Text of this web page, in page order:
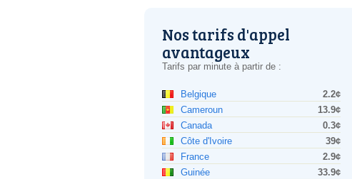
Nos tarifs d'appel
avantageux
Tarifs par minute à partir de :
Belgique
2.2¢
Cameroun
13.9¢
Canada
0.3¢
Côte d'Ivoire
39¢
France
2.9¢
Guinée
33.9¢